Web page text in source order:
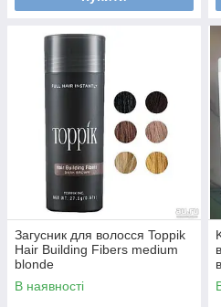
Загусник для волосся Toppik
Hair Building Fibers medium
blonde
В наявності